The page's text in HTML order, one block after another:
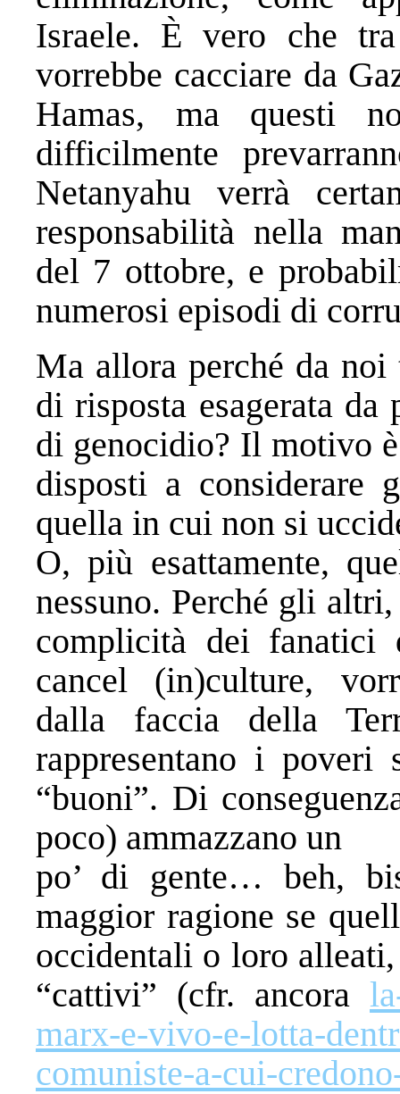
Israele. È vero che
vorrebbe cacciare da
Hamas, ma questi
difficilmente
Netanyahu verrà
responsabilità nella
del 7 ottobre, e
numerosi episodi di
Ma allora perché da
di risposta esagerata da
di genocidio? Il motivo
disposti a considerare
quella in cui non si
O, più esattamente,
nessuno. Perché gli
complicità dei fanatici
cancel (in)culture,
dalla faccia della
rappresentano i poveri
“buoni”. Di
poco) ammazzano un
po’ di gente… beh,
maggior ragione se
occidentali o loro
“cattivi” (cfr. ancora
marx-e-vivo-e-lotta-
comuniste-a-cui-